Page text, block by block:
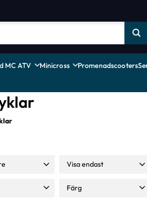
MC ATV Minicross Promenadscooters
Visa endast
Färg